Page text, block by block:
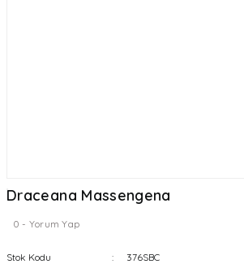
Draceana Massengena
0 - Yorum Yap
Stok Kodu 376SBC